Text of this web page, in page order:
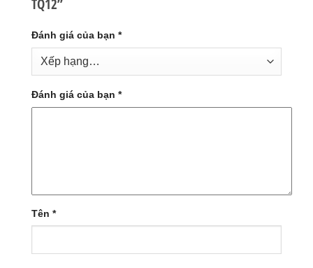
TQ12”
Đánh giá của bạn *
Đánh giá của bạn *
Tên *